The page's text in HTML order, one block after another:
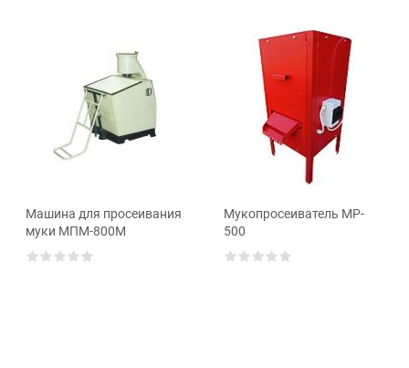
Машина для просеивания
муки МПМ-800М
Мукопросеиватель MP-
500